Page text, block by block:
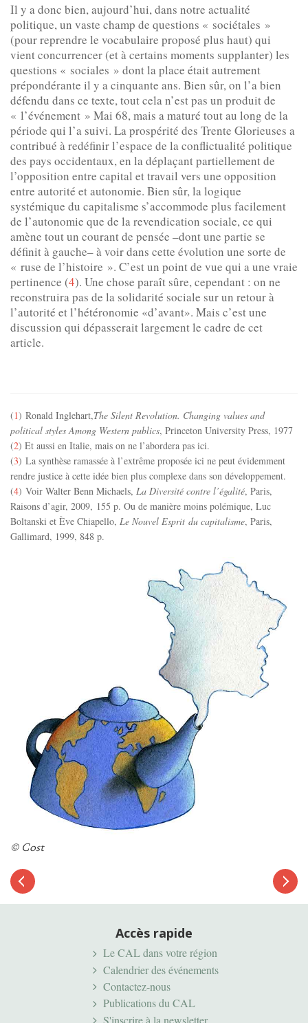
Il y a donc bien, aujourd’hui, dans notre actualité
politique, un vaste champ de questions « sociétales »
(pour reprendre le vocabulaire proposé plus haut) qui
vient concurrencer (et à certains moments supplanter) les
questions « sociales » dont la place était autrement
prépondérante il y a cinquante ans. Bien sûr, on l’a bien
défendu dans ce texte, tout cela n’est pas un produit de
« l’événement » Mai 68, mais a maturé tout au long de la
période qui l’a suivi. La prospérité des Trente Glorieuses a
contribué à redéfinir l’espace de la conflictualité politique
des pays occidentaux, en la déplaçant partiellement de
l’opposition entre capital et travail vers une opposition
entre autorité et autonomie. Bien sûr, la logique
systémique du capitalisme s’accommode plus facilement
de l’autonomie que de la revendication sociale, ce qui
amène tout un courant de pensée –dont une partie se
définit à gauche– à voir dans cette évolution une sorte de
« ruse de l’histoire ». C’est un point de vue qui a une vraie
pertinence (4). Une chose paraît sûre, cependant : on ne
reconstruira pas de la solidarité sociale sur un retour à
l’autorité et l’hétéronomie «d’avant». Mais c’est une
discussion qui dépasserait largement le cadre de cet
article.
(1) Ronald Inglehart,The Silent Revolution. Changing values and
political styles Among Western publics, Princeton University Press, 1977
(2) Et aussi en Italie, mais on ne l’abordera pas ici.
(3) La synthèse ramassée à l’extrême proposée ici ne peut évidemment
rendre justice à cette idée bien plus complexe dans son développement.
(4) Voir Walter Benn Michaels, La Diversité contre l’égalité, Paris,
Raisons d’agir, 2009, 155 p. Ou de manière moins polémique, Luc
Boltanski et Ève Chiapello, Le Nouvel Esprit du capitalisme, Paris,
Gallimard, 1999, 848 p.
© Cost
Article
précédent
Article
suivant
Accès rapide
Le CAL dans votre région
Calendrier des événements
Contactez-nous
Publications du CAL
S'inscrire à la newsletter